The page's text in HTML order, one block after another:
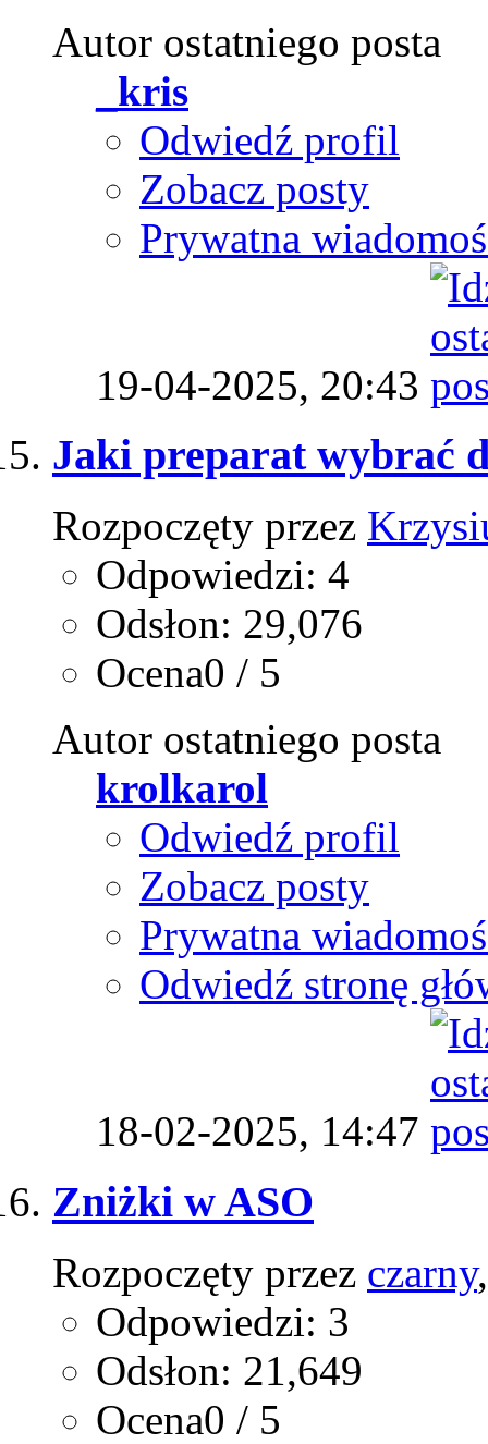
Autor ostatniego posta
_kris
Odwiedź profil
Zobacz posty
Prywatna
19-04-2025, 20:43
Jaki preparat wybrać
Rozpoczęty przez
Odpowiedzi: 4
Odsłon: 29,076
Ocena0 / 5
Autor ostatniego posta
krolkarol
Odwiedź profil
Zobacz posty
Prywatna
Odwiedź stronę
18-02-2025, 14:47
Zniżki w ASO
Rozpoczęty przez czarny
Odpowiedzi: 3
Odsłon: 21,649
Ocena0 / 5